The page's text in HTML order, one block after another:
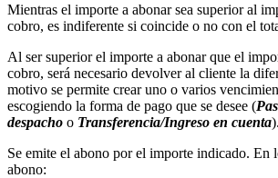
Mientras el importe a abonar sea superior al
cobro, es indiferente si coincide o no con el
Al ser superior el importe a abonar que el
cobro, será necesario devolver al cliente la
motivo se permite crear uno o varios
escogiendo la forma de pago que se desee (
despacho o Transferencia/Ingreso en cuenta).
Se emite el abono por el importe indicado. En
abono: